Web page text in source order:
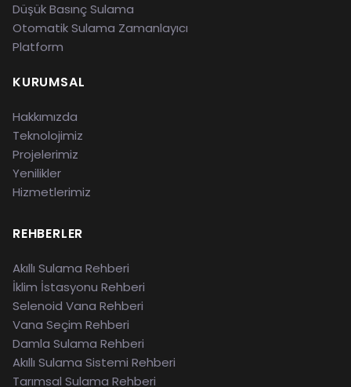
Düşük Basınç Sulama
Otomatik Sulama Zamanlayıcı
Platform
KURUMSAL
Hakkımızda
Teknolojimiz
Projelerimiz
Yenilikler
Hizmetlerimiz
REHBERLER
Akıllı Sulama Rehberi
İklim İstasyonu Rehberi
Selenoid Vana Rehberi
Vana Seçim Rehberi
Damla Sulama Rehberi
Akıllı Sulama Sistemi Rehberi
Tarımsal Sulama Rehberi